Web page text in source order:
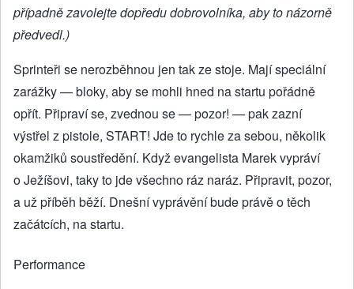
případně zavolejte dopředu dobrovolníka, aby to názorně
předvedl.)
Sprinteři se nerozběhnou jen tak ze stoje. Mají speciální
zarážky — bloky, aby se mohli hned na startu pořádně
opřít. Připraví se, zvednou se — pozor! — pak zazní
výstřel z pistole, START! Jde to rychle za sebou, několik
okamžiků soustředění. Když evangelista Marek vypráví
o Ježíšovi, taky to jde všechno ráz naráz. Připravit, pozor,
a už příběh běží. Dnešní vyprávění bude právě o těch
začátcích, na startu.
Performance